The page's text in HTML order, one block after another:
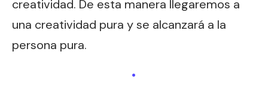
creatividad. De esta manera llegaremos a
una creatividad pura y se alcanzará a la
persona pura.
.